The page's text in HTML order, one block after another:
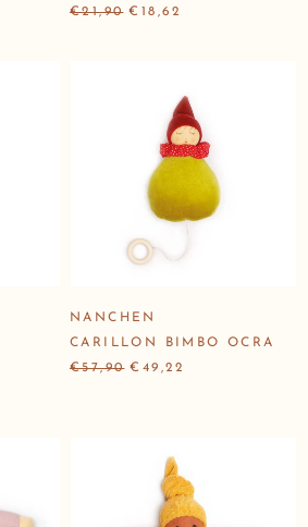
€21,90 €18,62
NANCHEN
CARILLON BIMBO OCRA
€57,90 €49,22